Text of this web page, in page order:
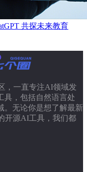
共探未来教育
，一直专注AI领域发
具，包括自然语言处
。无论你是想了解最新
开源AI工具，我们都